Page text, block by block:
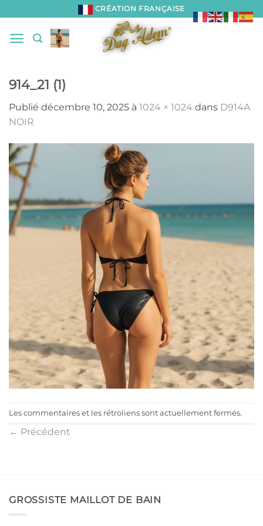
au
contenu
CRÉATION FRANÇAISE
914_21 (1)
Publié décembre 10, 2025 à 1024 × 1024 dans D914A
NOIR
Les commentaires et les rétroliens sont actuellement fermés.
← Précédent
GROSSISTE MAILLOT DE BAIN